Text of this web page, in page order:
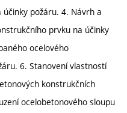
požáru. 4. Návrh a
prvku na účinky
ocelového
6. Stanovení vlastností
konstrukčních
ocelobetonového sloupu